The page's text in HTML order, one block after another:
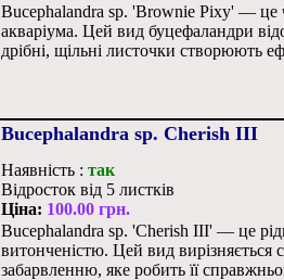
Bucephalandra sp. 'Brownie Pixy' — це
акваріума. Цей вид буцефаландри
дрібні, щільні листочки створюють
Bucephalandra sp. Cherish III
Наявність :так
Відросток від 5 листків
Ціна: 100.00 грн.
Bucephalandra sp. 'Cherish III' — це
витонченістю. Цей вид вирізняється
забарвленню, яке робить її